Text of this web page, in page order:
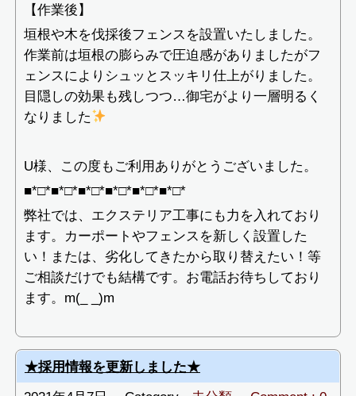
【作業後】
垣根や木を伐採後フェンスを設置いたしました。
作業前は垣根の膨らみで圧迫感がありましたがフ
ェンスによりシュッとスッキリ仕上がりました。
目隠しの効果も残しつつ…御宅がより一層明るく
なりました
U様、この度もご利用ありがとうございました。
■*□*■*□*■*□*■*□*■*□*■*□*
弊社では、エクステリア工事にも力を入れており
ます。カーポートやフェンスを新しく設置した
い！または、劣化してきたから取り替えたい！等
ご相談だけでも結構です。お電話お待ちしており
ます。m(_ _)m
★採用情報を更新しました★